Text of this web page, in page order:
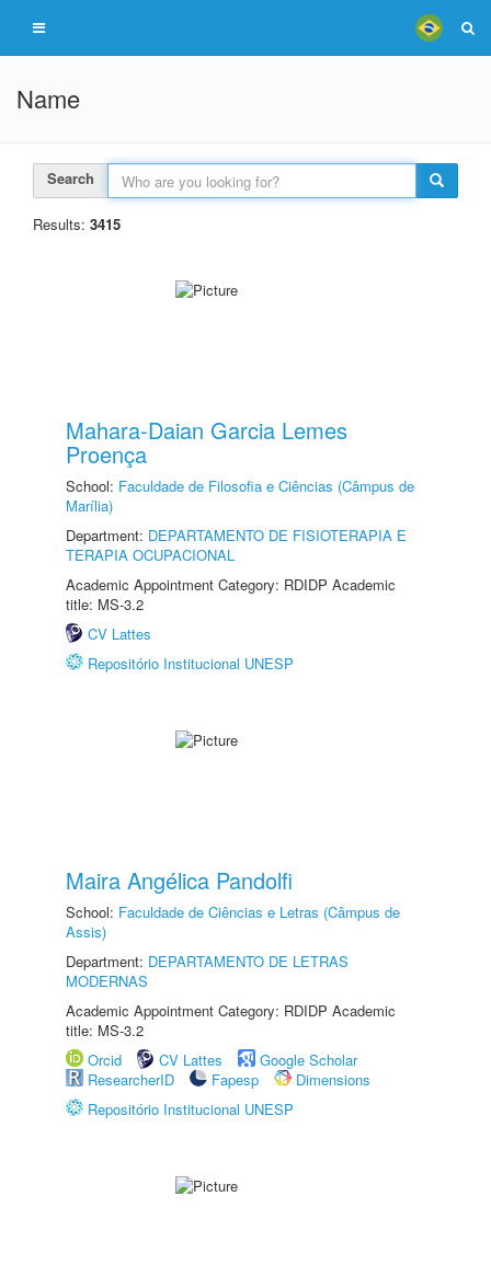
Name
Search
Results: 3415
Mahara-Daian Garcia Lemes
Proença
School: Faculdade de Filosofia e Ciências (Câmpus de
Marília)
Department: DEPARTAMENTO DE FISIOTERAPIA E
TERAPIA OCUPACIONAL
Academic Appointment Category: RDIDP Academic
title: MS-3.2
CV Lattes
Repositório Institucional UNESP
Maira Angélica Pandolfi
School: Faculdade de Ciências e Letras (Câmpus de
Assis)
Department: DEPARTAMENTO DE LETRAS
MODERNAS
Academic Appointment Category: RDIDP Academic
title: MS-3.2
Orcid
CV Lattes
Google Scholar
ResearcherID
Fapesp
Dimensions
Repositório Institucional UNESP